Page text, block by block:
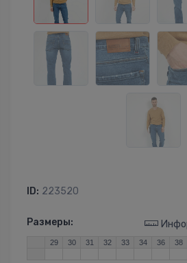
ID: 223520
Размеры:
29 30 31 32 33 34 36 38